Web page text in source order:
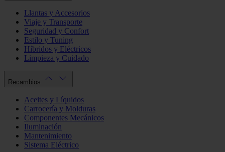
Llantas y Accesorios
Viaje y Transporte
Seguridad y Confort
Estilo y Tuning
Híbridos y Eléctricos
Limpieza y Cuidado
Recambios
Aceites y Líquidos
Carrocería y Molduras
Componentes Mecánicos
Iluminación
Mantenimiento
Sistema Eléctrico